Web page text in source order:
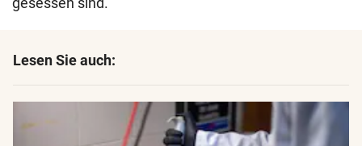
Lesen Sie auch: